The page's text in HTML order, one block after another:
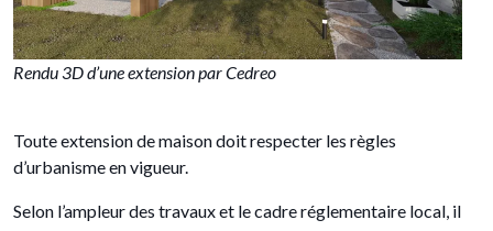
Rendu 3D d’une extension par Cedreo
Toute extension de maison doit respecter les règles
d’urbanisme en vigueur.
Selon l’ampleur des travaux et le cadre réglementaire local, il